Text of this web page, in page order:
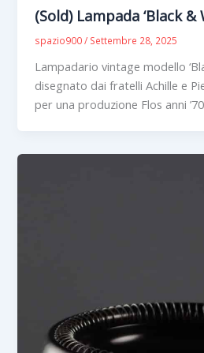
(Sold) Lampada ‘Black &
spazio900/ Settembre 28, 2025
Lampadario vintage modello
disegnato dai fratelli Achille e
per una produzione Flos anni